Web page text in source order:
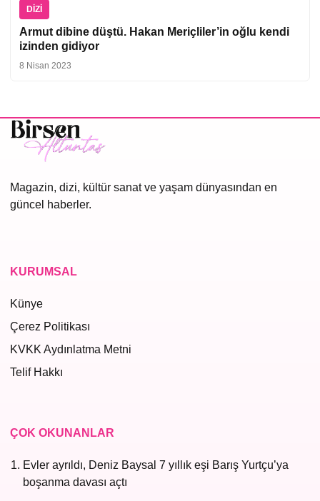
DIZI
Armut dibine düştü. Hakan Meriçliler’in oğlu kendi
izinden gidiyor
8 Nisan 2023
Magazin, dizi, kültür sanat ve yaşam dünyasından en
güncel haberler.
KURUMSAL
Künye
Çerez Politikası
KVKK Aydınlatma Metni
Telif Hakkı
ÇOK OKUNANLAR
Evler ayrıldı, Deniz Baysal 7 yıllık eşi Barış Yurtçu’ya
boşanma davası açtı